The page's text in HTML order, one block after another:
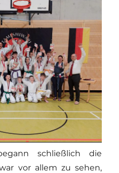
schließlich die
vor allem zu sehen,